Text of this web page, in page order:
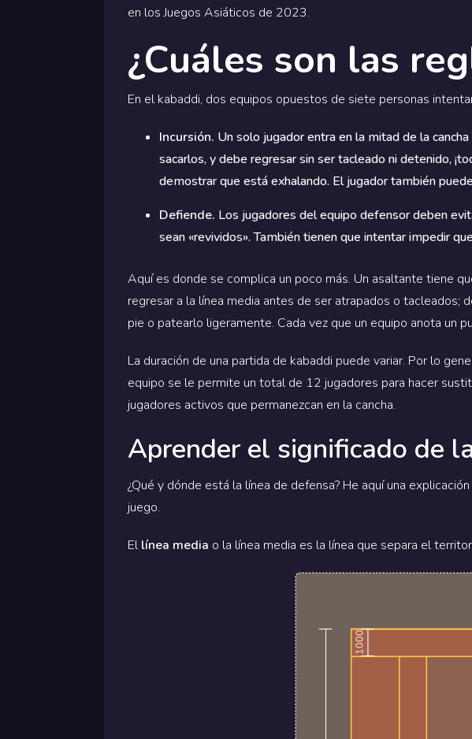
en los Juegos Asiáticos de 2023.
¿Cuáles son las
En el kabaddi, dos equipos opuestos de siete personas
Incursión. Un solo jugador entra en la mitad de la
sacarlos, y debe regresar sin ser tacleado ni detenido,
demostrar que está exhalando. El jugador también
Defiende. Los jugadores del equipo defensor deben
sean «revividos». También tienen que intentar impedir
Aquí es donde se complica un poco más. Un asaltante tiene
regresar a la línea media antes de ser atrapados o tacleados;
pie o patearlo ligeramente. Cada vez que un equipo anota un
La duración de una partida de kabaddi puede variar. Por lo
equipo se le permite un total de 12 jugadores para hacer
jugadores activos que permanezcan en la cancha.
Aprender el significado de
¿Qué y dónde está la línea de defensa? He aquí una
juego.
Ellínea media o la línea media es la línea que separa el